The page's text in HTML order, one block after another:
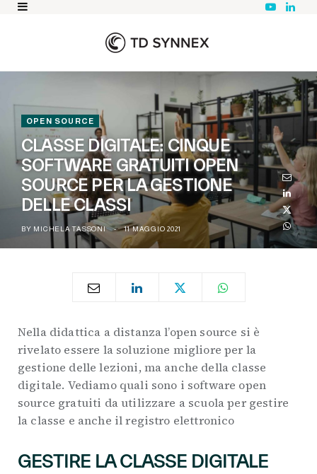
Y
e
L
d
I
OPEN SOURCE
CLASSE DIGITALE: CINQUE
SOFTWARE GRATUITI OPEN
SOURCE PER LA GESTIONE
DELLE CLASSI
BY MICHELA TASSONI 11 MAGGIO 2021
Nella didattica a distanza l’open source si è
rivelato essere la soluzione migliore per la
gestione delle lezioni, ma anche della classe
digitale. Vediamo quali sono i software open
source gratuiti da utilizzare a scuola per gestire
la classe e anche il registro elettronico
GESTIRE LA CLASSE DIGITALE